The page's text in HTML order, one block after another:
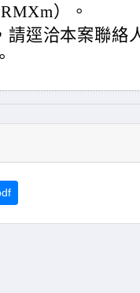
）。
逕洽本案聯絡